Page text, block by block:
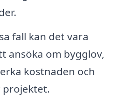
fall kan det vara
ansöka om bygglov,
kostnaden och